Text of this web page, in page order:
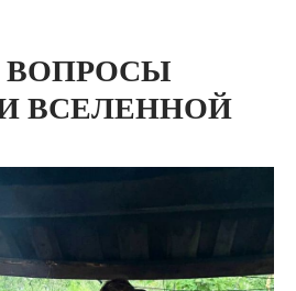
ВОПРОСЫ
ВСЕЛЕННОЙ